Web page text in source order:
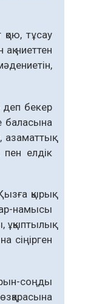
тұсау
ниеттен
деп бекер
баласына
азаматтық
елдік
қырық
намысы
ұқыптылық
сіңірген
соңды